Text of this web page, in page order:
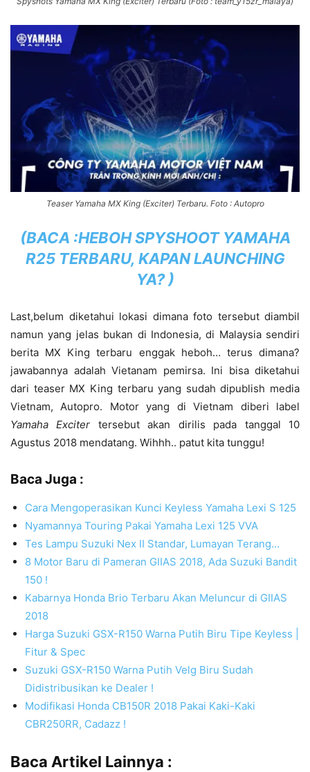
Teaser Yamaha MX King (Exciter) Terbaru. Foto : Autopro
(BACA :HEBOH SPYSHOOT YAMAHA
R25 TERBARU, KAPAN LAUNCHING
YA?)
Last,belum diketahui lokasi dimana foto tersebut diambil
namun yang jelas bukan di Indonesia, di Malaysia sendiri
berita MX King terbaru enggak heboh… terus dimana?
jawabannya adalah Vietanam pemirsa. Ini bisa diketahui
dari teaser MX King terbaru yang sudah dipublish media
Vietnam, Autopro. Motor yang di Vietnam diberi label
Yamaha Exciter tersebut akan dirilis pada tanggal 10
Agustus 2018 mendatang. Wihhh.. patut kita tunggu!
Baca Juga :
Cara Mengoperasikan Kunci Keyless Yamaha Lexi S 125
Nyamannya Touring Pakai Yamaha Lexi 125 VVA
Tes Lampu Suzuki Nex II Standar, Lumayan Terang…
8 Motor Baru di Pameran GIIAS 2018, Ada Suzuki Bandit
150 !
Kabarnya Honda Brio Terbaru Akan Meluncur di GIIAS
2018
Harga Suzuki GSX-R150 Warna Putih Biru Tipe Keyless |
Fitur & Spec
Suzuki GSX-R150 Warna Putih Velg Biru Sudah
Didistribusikan ke Dealer !
Modifikasi Honda CB150R 2018 Pakai Kaki-Kaki
CBR250RR, Cadazz !
Baca Artikel Lainnya :